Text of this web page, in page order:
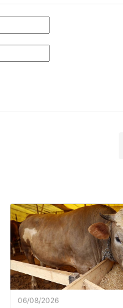
06/08/2026